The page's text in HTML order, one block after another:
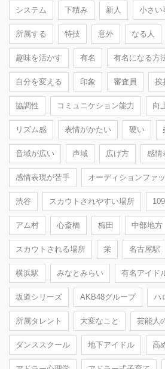
システム 下積み 新人 小さい
所属する 特技 意外 なる人
趣味を活かす 有名 有名になる方
自分を変える 印象 審査員 挨
協調性 コミュニケション能力 向
リズム感 表情がかたい 硬い
音域が広い 声域 広げ方 感情
感情表現が苦手 オーディションファ
渋谷 スカウトされやすい場所 109
アム村 心斎橋 梅田 中部地方
スカウトされる場所 栄 名古屋駅
横浜駅 みなとみらい 有名アイド
坂道シリーズ AKB48グループ ハ
所属タレント 大変なこと 芸能人
ダンススクール 地下アイドル 高